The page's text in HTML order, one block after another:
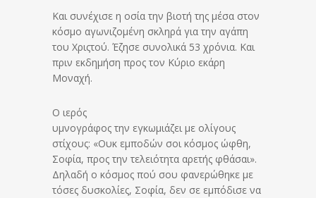
Και συνέχισε η οσία την βιοτή της μέσα στον
κόσμο αγωνιζομένη σκληρά για την αγάπη
του Χριςτού. Έζησε συνολικά 53 χρόνια. Και
πριν εκδημήση προς τον Κύριο εκάρη
Μοναχή.
Ο ιερός
υμνογράφος την εγκωμιάζει με ολίγους
στίχους: «Ουκ εμποδών σοι κόσμος ώφθη,
Σοφία, προς την τελειότητα αρετής φθάσαι».
Δηλαδή ο κόσμος πού σου φανερώθηκε με
τόσες δυσκολίες, Σοφία, δεν σε εμπόδισε να